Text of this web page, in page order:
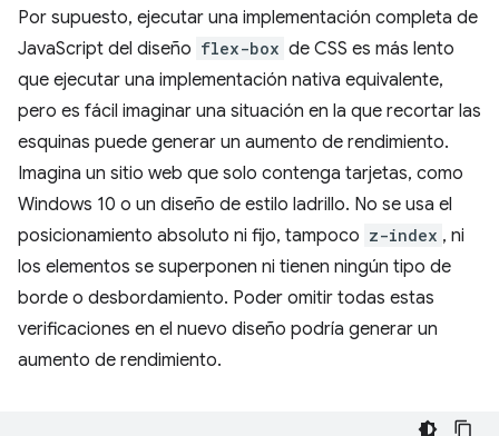
Por supuesto, ejecutar una implementación completa de
JavaScript del diseño flex-box de CSS es más lento
que ejecutar una implementación nativa equivalente,
pero es fácil imaginar una situación en la que recortar las
esquinas puede generar un aumento de rendimiento.
Imagina un sitio web que solo contenga tarjetas, como
Windows 10 o un diseño de estilo ladrillo. No se usa el
posicionamiento absoluto ni fijo, tampoco z-index , ni
los elementos se superponen ni tienen ningún tipo de
borde o desbordamiento. Poder omitir todas estas
verificaciones en el nuevo diseño podría generar un
aumento de rendimiento.